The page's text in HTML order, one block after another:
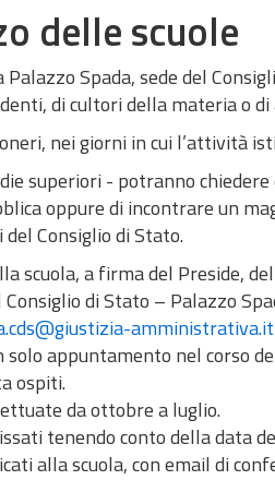
delle scuole
Spada, sede del
di cultori della materia o
nei giorni in cui l’attività
superiori - potranno
oppure di incontrare un
Consiglio di Stato.
scuola, a firma del Preside,
di Stato – Palazzo
amministrativa.it
solo appuntamento nel corso
ospiti.
da ottobre a luglio.
tenendo conto della data
alla scuola, con email di